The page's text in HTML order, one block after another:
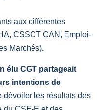
aux différentes
CSSCT CAN, Emploi-
Marchés).
élu CGT partageait
intentions de
dévoiler les résultats des